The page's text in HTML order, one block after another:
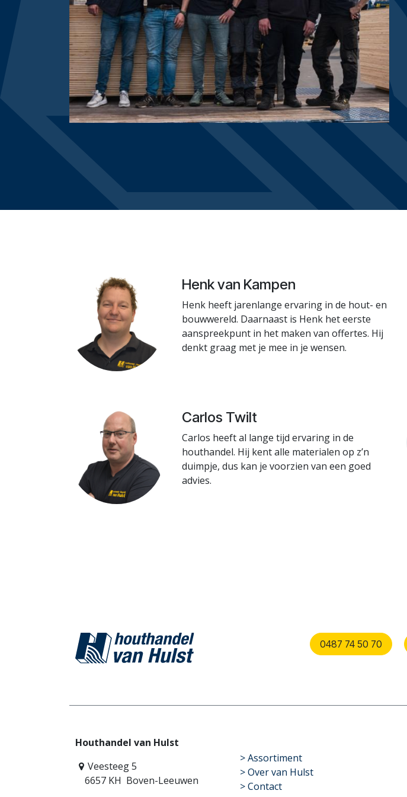
Henk van Kampen
Henk heeft jarenlange ervaring in de hout- en
bouwwereld. Daarnaast is Henk het eerste
aanspreekpunt in het maken van offertes. Hij
denkt graag met je mee in je wensen.
Carlos Twilt
Carlos heeft al lange tijd ervaring in de
houthandel. Hij kent alle materialen op z’n
duimpje, dus kan je voorzien van een goed
advies.
0487 74 50 70
Houthandel van Hulst
Veesteeg 5
6657 KH Boven-Leeuwen
​>Assortiment
> Over van Hulst
> Contact